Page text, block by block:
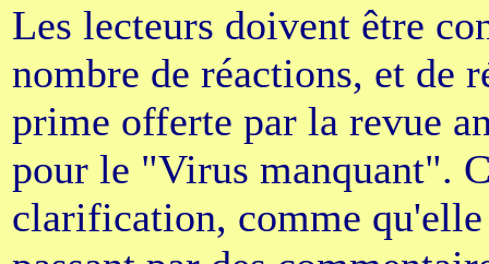
Les lecteurs doivent être
nombre de réactions, et de
prime offerte par la revue
pour le "Virus manquant".
clarification, comme qu'elle